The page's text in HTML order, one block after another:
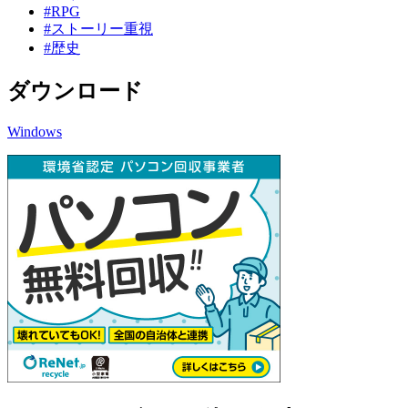
#RPG
#ストーリー重視
#歴史
ダウンロード
Windows